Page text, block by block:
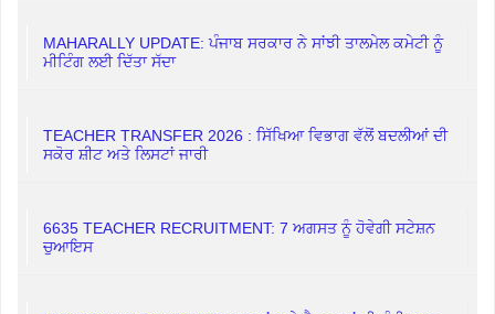
MAHARALLY UPDATE: ਪੰਜਾਬ ਸਰਕਾਰ ਨੇ ਸਾਂਝੀ ਤਾਲਮੇਲ ਕਮੇਟੀ ਨੂੰ
ਮੀਟਿੰਗ ਲਈ ਦਿੱਤਾ ਸੱਦਾ
TEACHER TRANSFER 2026 : ਸਿੱਖਿਆ ਵਿਭਾਗ ਵੱਲੋਂ ਬਦਲੀਆਂ ਦੀ
ਸਕੋਰ ਸ਼ੀਟ ਅਤੇ ਲਿਸਟਾਂ ਜਾਰੀ
6635 TEACHER RECRUITMENT: 7 ਅਗਸਤ ਨੂੰ ਹੋਵੇਗੀ ਸਟੇਸ਼ਨ
ਚੁਆਇਸ